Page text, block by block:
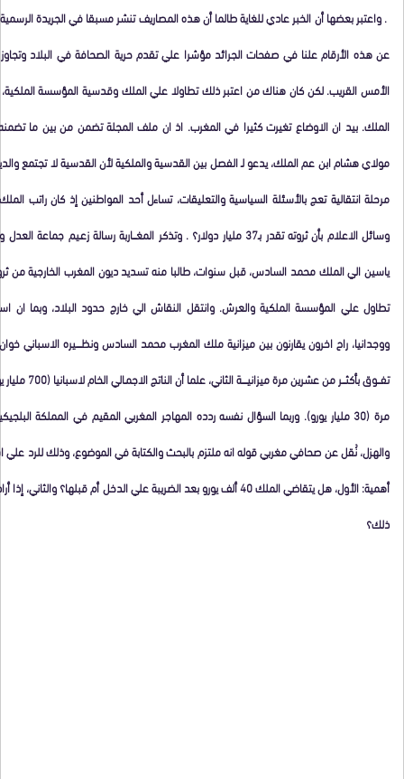
. واعتبر بعضها أن الخبر عادي للغاية طالما أن هذه المصاريف تنشر مسبقا في الجريدة
عن هذه الأرقام علنا في صفحات الجرائد مؤشرا علي تقدم حرية الصحافة في البلاد
الأمس القريب. لكن كان هناك من اعتبر ذلك تطاولا علي الملك وقدسية المؤسسة
الملك. بيد ان الاوضاع تغيرت كثيرا في المغرب. اذ ان ملف المجلة تضمن من بين ما تضمنه
مولاي هشام ابن عم الملك، يدعو لـ الفصل بين القدسية والملكية لأن القدسية لا تجتمع
وسائل الاعلام بأن ثروته تقدر بـ37 مليار دولار؟ . وتذكر المغــــاربة
ياسين الي الملك محمد السادس، قبل سنوات، طالبا منه تسديد ديون المغرب الخارجية من
تطاول علي المؤسسة الملكية والعرش. وانتقل النقاش الي خارج حدود البلاد، وبما ان
ووجدانيا، راح اخرون يقارنون بين ميزانية ملك المغرب محمد السادس ونظــــــيره الاسباني
تفــــوق
مرة (30 مليار يورو). وربما السؤال نفسه ردده المهاجر المغربي المقيم في المملكة
والهزل، نُقل عن صحافي مغربي قوله انه ملتزم بالبحث والكتابة في الموضوع، وذلك للرد علي
أهمية: الأول، هل يتقاضي الملك 40 ألف يورو بعد الضريبة علي الدخل أم
ذلك؟